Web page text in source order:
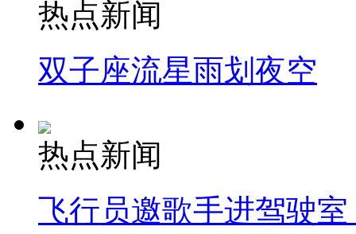
热点新闻
双子座流星雨划夜空
热点新闻
飞行员邀歌手进驾驶